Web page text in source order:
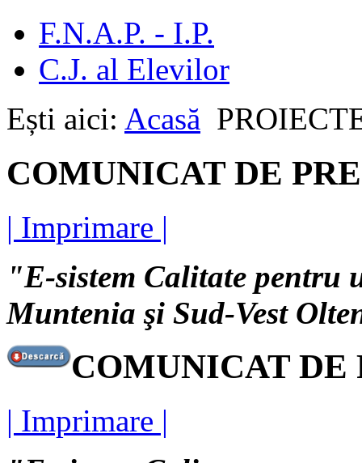
F.N.A.P. - I.P.
C.J. al Elevilor
Ești aici: Acasă
COMUNICAT DE
| Imprimare |
"E-sistem Calitate pentru
Muntenia şi Sud-Vest
COMUNICAT DE
| Imprimare |